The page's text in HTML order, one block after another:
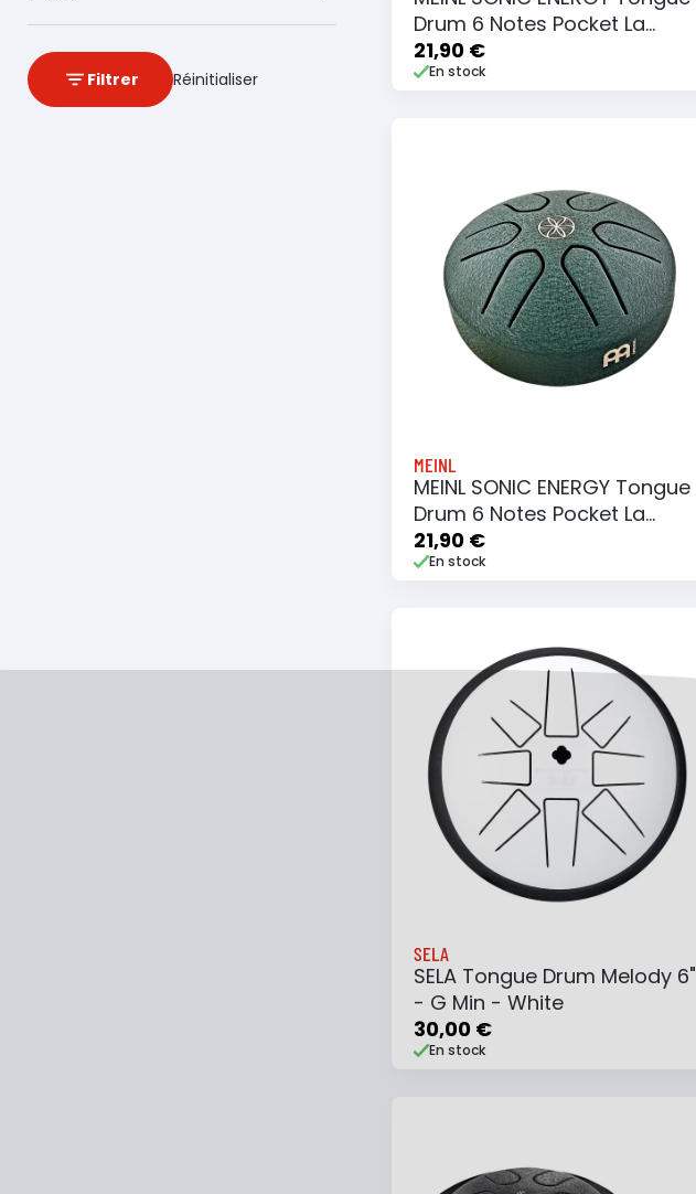
Filtrer Réinitialiser
Drum 6 Notes Pocket La
Majeur - Gold
21,90 €
En stock
Ajouter au panier
Ajouter à ma liste
MEINL
MEINL SONIC ENERGY Tongue
Drum 6 Notes Pocket La
Majeur - Dark Green Germ of
Life
21,90 €
En stock
Ajouter au panierAjouter à ma liste
SELA
SELA Tongue Drum Melody 6"
- G Min - White
30,00 €
En stock
Ajouter au panier
Ajouter à ma liste